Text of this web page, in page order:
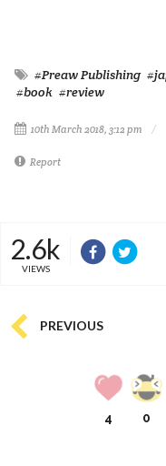
#Preaw Publishing
#book #review
10th March 2018, 3:12 pm
Report
2.6k
VIEWS
PREVIOUS
4 0